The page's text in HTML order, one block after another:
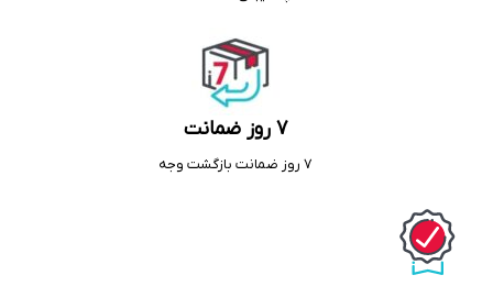
7 روز ضمانت
7 روز ضمانت بازگشت وجه